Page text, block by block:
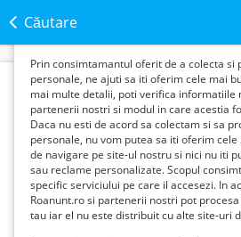
Căutare
date sunt folosite pentru analizarea traffic-
Prin consimtamantul oferit de a colecta si
personale, ne ajuti sa iti oferim cele mai
mai multe detalii, poti verifica informatiile
partenerii nostri si modul in care acestia
Daca nu esti de acord sa colectam si sa
personale, nu vom putea sa iti oferim
de navigare pe site-ul nostru si nici nu iti
sau reclame personalizate. Scopul
specific serviciului pe care il accesezi. In
Roanunt.ro si partenerii nostri pot
tau iar el nu este distribuit cu alte site-uri